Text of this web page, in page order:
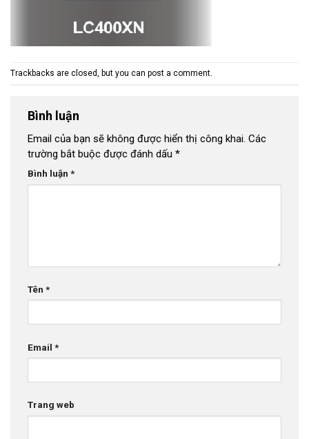
Trackbacks are closed, but you can post a comment
Bình luận
Email của bạn sẽ không được hiển thị công khai. Các
trường bắt buộc được đánh dấu *
Bình luận *
Tên *
Email *
Trang web